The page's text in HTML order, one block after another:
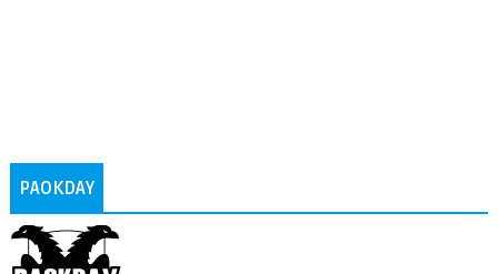
PAOKDAY